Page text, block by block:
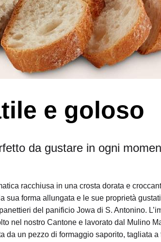
e goloso
da gustare in ogni
racchiusa in una crosta dorata e
sua forma allungata e le sue proprietà
del panificio Jowa di S. Antonino.
nel nostro Cantone e lavorato dal Mulino
da un pezzo di formaggio saporito, tagliata a